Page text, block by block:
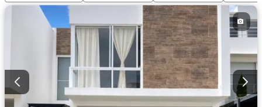
Vista panorámica
Wifi Zonas verdes
Solo familias
Sin amueblar